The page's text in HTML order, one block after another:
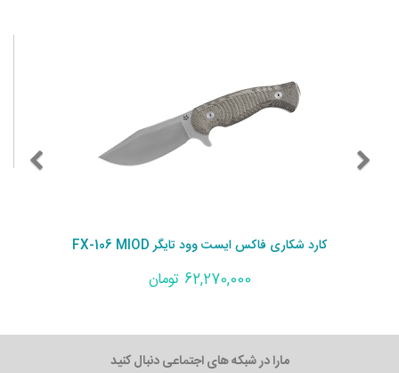
کارد شکاری فاکس ایست وود تایگر FX-106 MIOD
62,270,000 تومان
مارا در شبکه های اجتماعی دنبال کنید